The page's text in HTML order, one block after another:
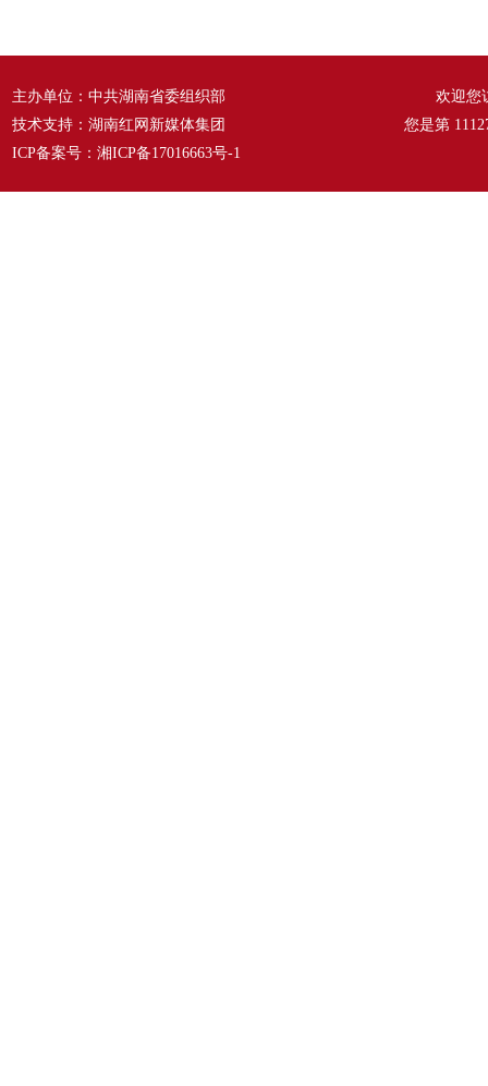
主办单位：中共湖南省委组织部
技术支持：湖南红网新媒体集团
ICP备案号： 湘ICP备17016663号-1
欢迎您
您是第